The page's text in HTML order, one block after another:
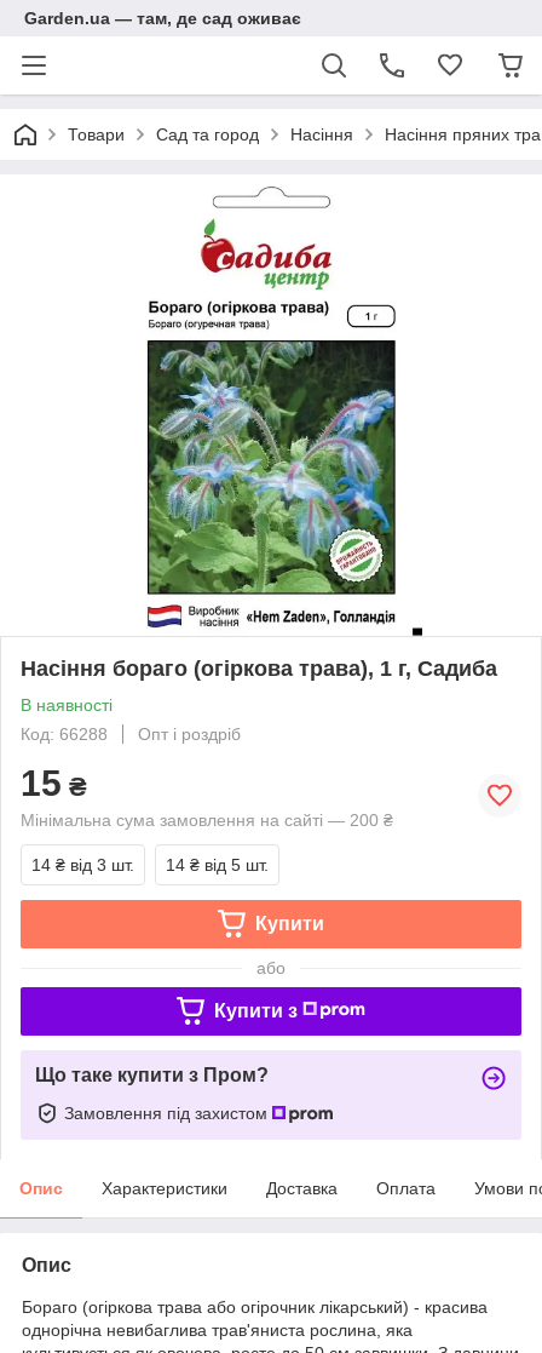
Garden.ua — там, де сад оживає
Товари Сад та город Насіння Насіння пряних
Насіння бораго (огіркова трава), 1 г, Садиба
В наявності
Код: 66288
Опт і роздріб
15 ₴
Мінімальна сума замовлення на сайті — 200 ₴
14 ₴ від 3 шт. 14 ₴ від 5 шт.
Купити
або
Купити з
Що таке купити з Пром?
Замовлення під захистом
Опис Характеристики Доставка Оплата Умови
Опис
Бораго (огіркова трава або огірочник лікарський) - красива
однорічна невибаглива трав'яниста рослина, яка